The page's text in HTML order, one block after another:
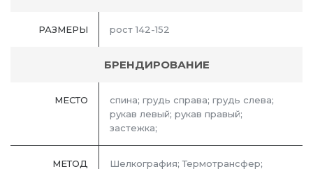
РАЗМЕРЫ рост 142-152
БРЕНДИРОВАНИЕ
МЕСТО
спина; грудь справа; грудь слева;
рукав левый; рукав правый;
застежка;
МЕТОД
Шелкография; Термотрансфер;